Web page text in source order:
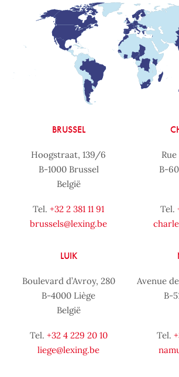
BRUSSEL
Hoogstraat, 139/6
B-1000 Brussel
België
Tel. +32 2 381 11 91
brussels@lexing.be
B-
Tel.
LUIK
Boulevard d’Avroy, 280
B-4000 Liège
België
Tel. +32 4 229 20 10
liege@lexing.be
Avenue
B-
Tel.